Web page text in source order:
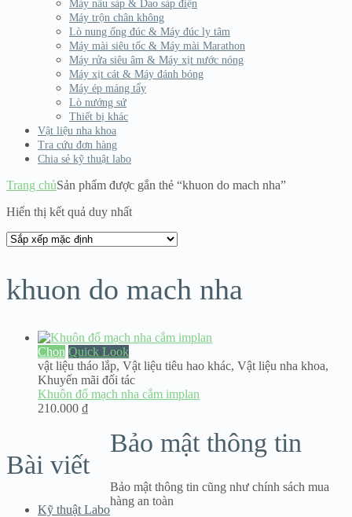
Máy nấu sáp & Dao sáp điện
Máy trộn chân không
Lò nung ống đúc & Máy đúc ly tâm
Máy mài siêu tốc & Máy mài Marathon
Máy rửa siêu âm & Máy xịt nước nóng
Máy xịt cát & Máy đánh bóng
Máy ép máng tẩy
Lò nướng sứ
Thiết bị khác
Vật liệu nha khoa
Tra cứu đơn hàng
Chia sẻ kỹ thuật labo
Trang chủSản phẩm được gắn thẻ “khuon do mach nha”
Hiển thị kết quả duy nhất
khuon do mach nha
Chọn Quick Look
vật liệu tháo lắp, Vật liệu tiêu hao khác, Vật liệu nha khoa,
Khuyến mãi đối tác
Khuôn đổ mạch nha cắm implan
210.000 ₫
Bài viết
Kỹ thuật Labo
Bảo mật thông tin
Bảo mật thông tin cũng như chính sách mua
hàng an toàn